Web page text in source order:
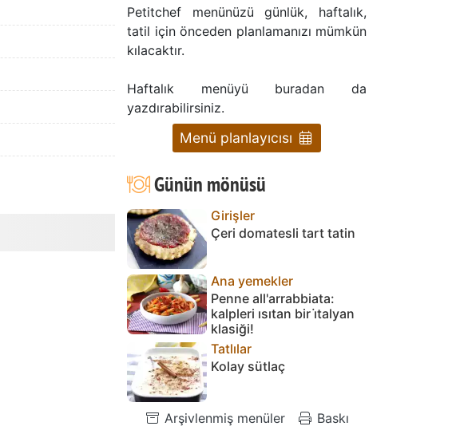
Petitchef menünüzü günlük, haftalık,
tatil için önceden planlamanızı mümkün
kılacaktır.
Haftalık menüyü buradan da
yazdırabilirsiniz.
Menü planlayıcısı
Günün mönüsü
Girişler
Çeri domatesli tart tatin
Ana yemekler
Penne all'arrabbiata:
kalpleri ısıtan bir i̇talyan
klasiği!
Tatlılar
Kolay sütlaç
Arşivlenmiş menüler Baskı